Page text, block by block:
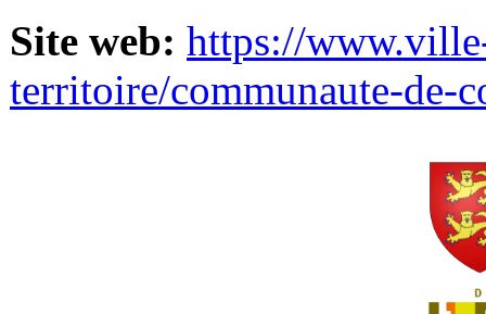
Site web: https://
territoire/communaute-de-